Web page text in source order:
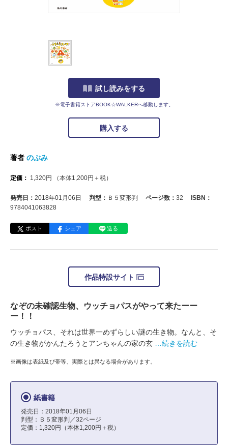
試し読みをする
※電子書籍ストアBOOK☆WALKERへ移動します。
購入する
著者 のぶみ
定価： 1,320円 （本体1,200円＋税）
発売日： 2018年01月06日 判型： Ｂ５変形判 ページ数： 32
ISBN：
9784041063828
ポスト シェア 送る
作品特設サイト
なぞの未確認生物、ウッチョパスがやって来たーー
ー！！
ウッチョパス、それは世界一めずらしい謎の生き物。なんと、そ
の生き物がかんたろうとアンちゃんの家の玄
…続きを読む
※画像は表紙及び帯等、実際とは異なる場合があります。
紙書籍
発売日：2018年01月06日
判型：Ｂ５変形判／32ページ
定価：1,320円（本体1,200円＋税）